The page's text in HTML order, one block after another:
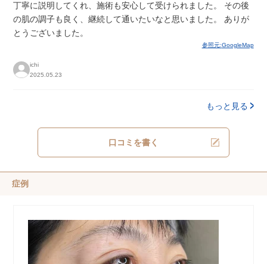
丁寧に説明してくれ、施術も安心して受けられました。 その後
の肌の調子も良く、継続して通いたいなと思いました。 ありが
とうございました。
参照元:GoogleMap
ichi
2025.05.23
もっと見る
口コミを書く
症例